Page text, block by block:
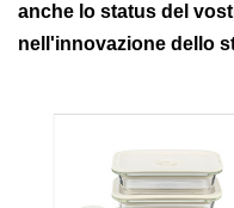
anche lo status del
nell'innovazione dello